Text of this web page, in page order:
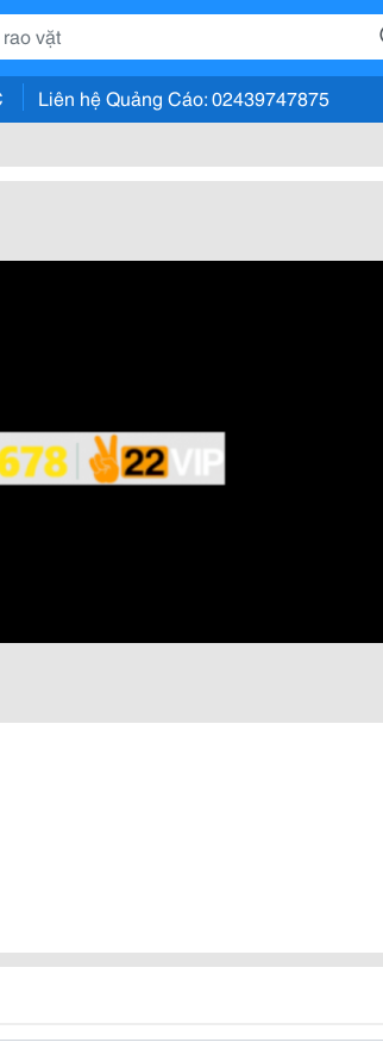
Liên hệ Quảng Cáo: 02439747875